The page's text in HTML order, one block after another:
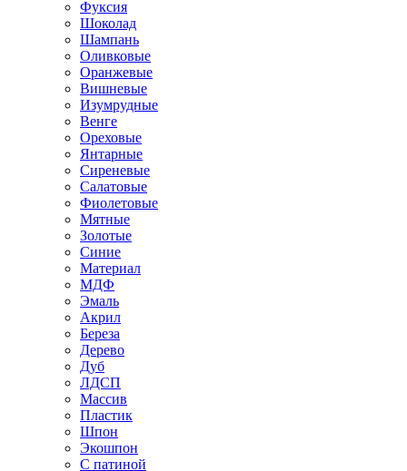
Фуксия
Шоколад
Шампань
Оливковые
Оранжевые
Вишневые
Изумрудные
Венге
Ореховые
Янтарные
Сиреневые
Салатовые
Фиолетовые
Мятные
Золотые
Синие
Материал
МДФ
Эмаль
Акрил
Береза
Дерево
Дуб
ЛДСП
Массив
Пластик
Шпон
Экошпон
С патиной